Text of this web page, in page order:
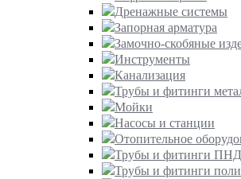
Дренажные системы
Запорная арматура
Замочно-скобяные
Инструменты
Канализация
Трубы и фитинги
Мойки
Насосы и станции
Отопительное
Трубы и фитинги ПНД
Трубы и фитинги